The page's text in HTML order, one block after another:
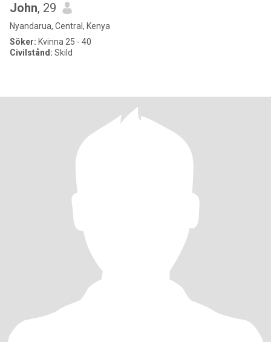
John, 29
Nyandarua, Central, Kenya
Söker: Kvinna 25 - 40
Civilstånd: Skild